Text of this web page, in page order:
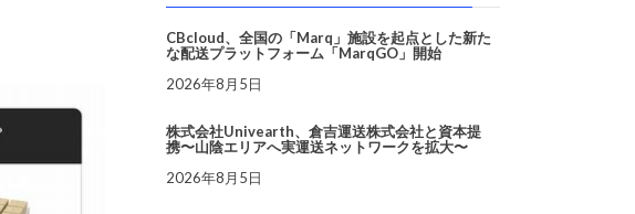
CBcloud、全国の「Marq」施設を起点とした新た
な配送プラットフォーム「MarqGO」開始
2026年8月5日
株式会社Univearth、倉吉運送株式会社と資本提
携〜山陰エリアへ実運送ネットワークを拡大〜
2026年8月5日